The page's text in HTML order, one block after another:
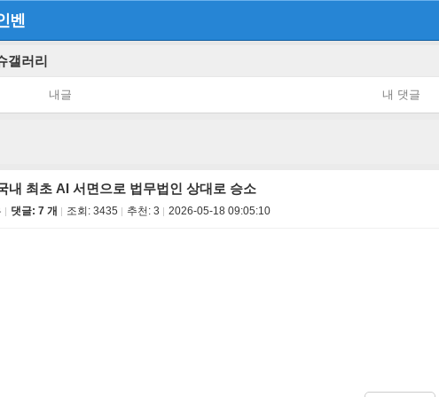
벤
갤러리
내글 내 댓글
내 최초 AI 서면으로 법무법인 상대로 승소
댓글: 7 개 조회: 3435 추천: 3 2026-05-18 09:05:10